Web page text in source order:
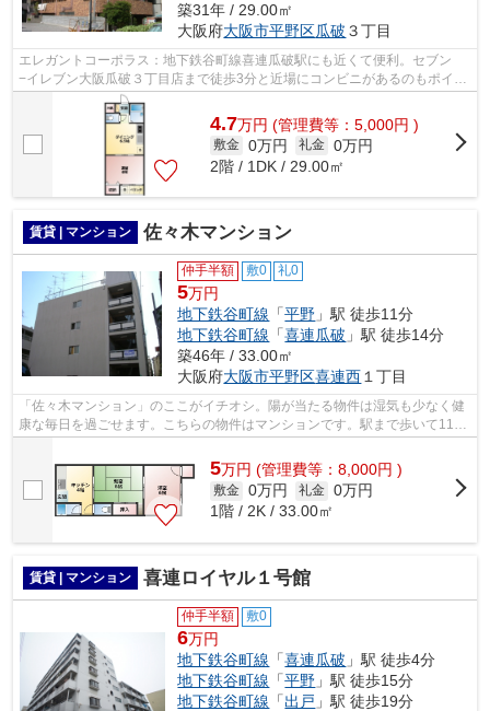
築31年 / 29.00㎡
大阪府大阪市平野区瓜破 ３丁目
エレガントコーポラス：地下鉄谷町線喜連瓜破駅にも近くて便利。セブン
−イレブン大阪瓜破３丁目店まで徒歩3分と近場にコンビニがあるのもポイン
ト。共用部には敷地内ごみ置き場・エレ...
4.7万円 (管理費等：5,000円 )
敷金 0万円 礼金 0万円
2階 / 1DK / 29.00㎡
賃貸 | マンション 佐々木マンション
仲手半額 敷0 礼0
5万円
地下鉄谷町線 「平野 」駅 徒歩11分
地下鉄谷町線 「喜連瓜破 」駅 徒歩14分
築46年 / 33.00㎡
大阪府大阪市平野区喜連西 １丁目
「佐々木マンション」のここがイチオシ。陽が当たる物件は湿気も少なく健
康な毎日を過ごせます。こちらの物件はマンションです。駅まで歩いて11分
ほどの、魅力的な立地の物件です。で...
5万円 (管理費等：8,000円 )
敷金 0万円 礼金 0万円
1階 / 2K / 33.00㎡
賃貸 | マンション 喜連ロイヤル１号館
仲手半額 敷0
6万円
地下鉄谷町線 「喜連瓜破 」駅 徒歩4分
地下鉄谷町線 「平野 」駅 徒歩15分
地下鉄谷町線 「出戸 」駅 徒歩19分